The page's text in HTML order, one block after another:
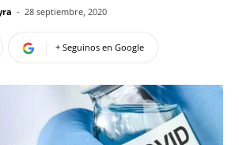
- 28 septiembre, 2020
+ Seguinos en Google